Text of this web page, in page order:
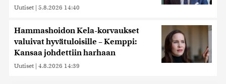
Uutiset | 5.8.2026 14:40
Hammashoidon Kela-korvaukset
valuivat hyvätuloisille – Kemppi:
Kansaa johdettiin harhaan
Uutiset | 4.8.2026 14:39